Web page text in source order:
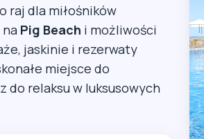
raj dla miłośników
Pig Beach i możliwości
jaskinie i rezerwaty
miejsce do
do relaksu w luksusowych